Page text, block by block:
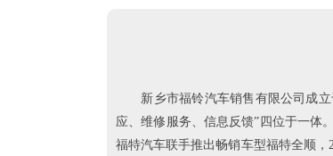
新乡市福铃汽车销售有限公司成立
应、维修服务、信息反馈”四位于一体
福特汽车联手推出畅销车型福特全顺